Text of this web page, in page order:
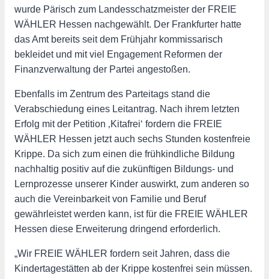
wurde Pärisch zum Landesschatzmeister der FREIE
WÄHLER Hessen nachgewählt. Der Frankfurter hatte
das Amt bereits seit dem Frühjahr kommissarisch
bekleidet und mit viel Engagement Reformen der
Finanzverwaltung der Partei angestoßen.
Ebenfalls im Zentrum des Parteitags stand die
Verabschiedung eines Leitantrag. Nach ihrem letzten
Erfolg mit der Petition ‚Kitafrei‘ fordern die FREIE
WÄHLER Hessen jetzt auch sechs Stunden kostenfreie
Krippe. Da sich zum einen die frühkindliche Bildung
nachhaltig positiv auf die zukünftigen Bildungs- und
Lernprozesse unserer Kinder auswirkt, zum anderen so
auch die Vereinbarkeit von Familie und Beruf
gewährleistet werden kann, ist für die FREIE WÄHLER
Hessen diese Erweiterung dringend erforderlich.
„Wir FREIE WÄHLER fordern seit Jahren, dass die
Kindertagestätten ab der Krippe kostenfrei sein müssen.